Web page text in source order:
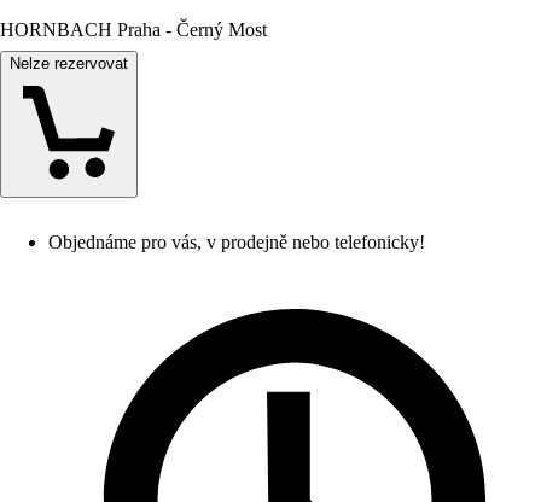
HORNBACH Praha - Černý Most
Nelze rezervovat
Objednáme pro vás, v prodejně nebo telefonicky!